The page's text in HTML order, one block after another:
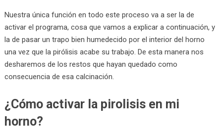
Nuestra única función en todo este proceso va a ser la de
activar el programa, cosa que vamos a explicar a continuación, y
la de pasar un trapo bien humedecido por el interior del horno
una vez que la pirólisis acabe su trabajo. De esta manera nos
desharemos de los restos que hayan quedado como
consecuencia de esa calcinación.
¿Cómo activar la pirolisis en mi
horno?